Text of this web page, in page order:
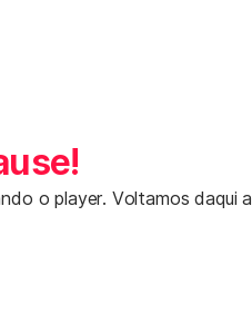
o player. Voltamos daqui a